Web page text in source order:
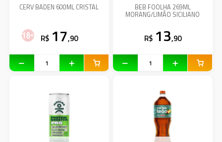
CERV BADEN 600ML CRISTAL
R$ 17,90
BEB FOOLHA 269ML
MORANG/LIMÃO SICILIANO
R$ 13,90